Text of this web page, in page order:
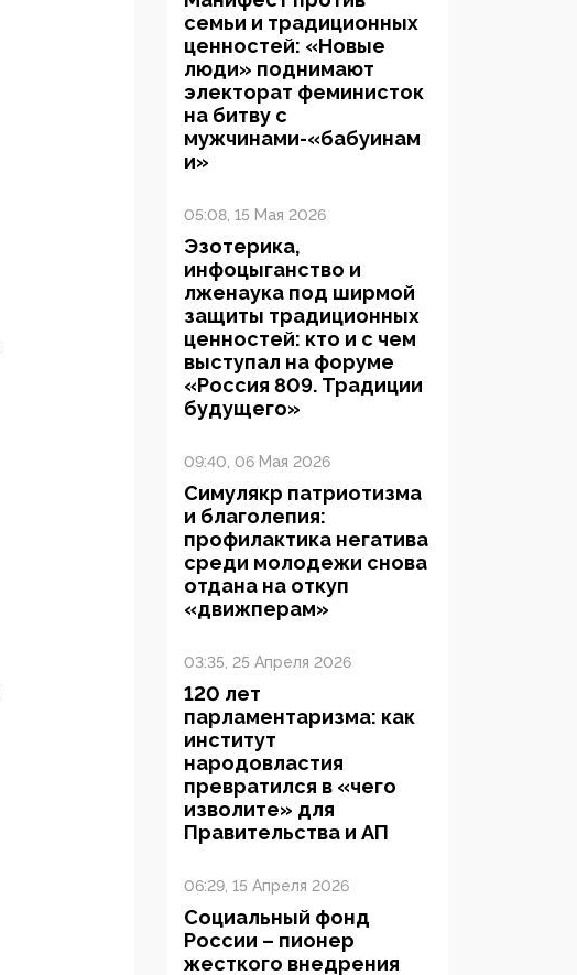
семьи и традиционных
ценностей: «Новые
люди» поднимают
электорат феминисток
на битву с
мужчинами-«бабуинам
и»
05:08, 15 Мая 2026
Эзотерика,
инфоцыганство и
лженаука под ширмой
защиты традиционных
ценностей: кто и с чем
выступал на форуме
«Россия 809. Традиции
будущего»
09:40, 06 Мая 2026
Симулякр патриотизма
и благолепия:
профилактика негатива
среди молодежи снова
отдана на откуп
«движперам»
03:35, 25 Апреля 2026
120 лет
парламентаризма: как
институт
народовластия
превратился в «чего
изволите» для
Правительства и АП
06:29, 15 Апреля 2026
Социальный фонд
России – пионер
жесткого внедрения